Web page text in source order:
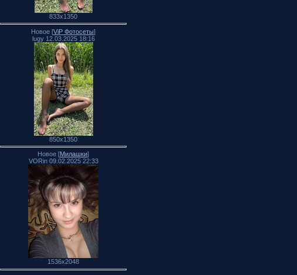
833x1350
Новое [ViP Фотосеты]
lugy 12.03.2025 18:16
850x1350
Новое [Милашки]
VORin 09.02.2025 22:33
1536x2048